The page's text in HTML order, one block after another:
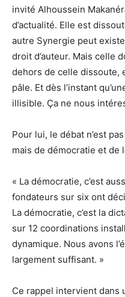
invité Alhoussein
d’actualité. Elle est
autre Synergie peut
droit d’auteur. Mais celle
dehors de celle dissoute,
pâle. Et dès l’instant
illisible. Ça ne nous
Pour lui, le débat n’est
mais de démocratie et de
« La démocratie, c’est
fondateurs sur six ont
La démocratie, c’est la
sur 12 coordinations
dynamique. Nous avons
largement suffisant. »
Ce rappel intervient dans